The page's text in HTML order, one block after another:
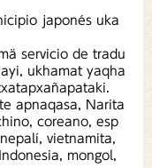
japonés uka
servicio de tradu
ukhamat yaqha
apnaqasa, Narita
coreano, esp
vietnamita,
mongol,